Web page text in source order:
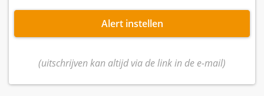
Alert instellen
(uitschrijven kan altijd via de link in de e-mail)